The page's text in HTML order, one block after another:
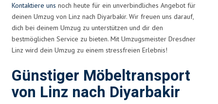
Kontaktiere uns noch heute für ein unverbindliches Angebot für
deinen Umzug von Linz nach Diyarbakir. Wir freuen uns darauf,
dich bei deinem Umzug zu unterstützen und dir den
bestmöglichen Service zu bieten. Mit Umzugsmeister Dresdner
Linz wird dein Umzug zu einem stressfreien Erlebnis!
Günstiger Möbeltransport
von Linz nach Diyarbakir